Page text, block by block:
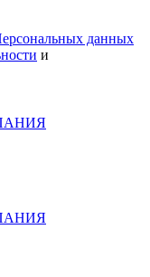
данных
и